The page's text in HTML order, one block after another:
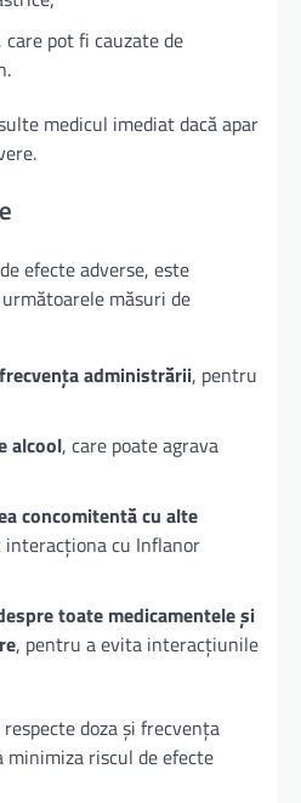
, care pot fi cauzate de
medicul imediat dacă apar
efecte adverse, este
măsuri de
administrării, pentru
alcool, care poate agrava
concomitentă cu alte
interacționa cu Inflanor
toate medicamentele și
, pentru a evita interacțiunile
doza și frecvența
riscul de efecte